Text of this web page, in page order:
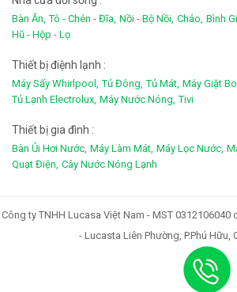
Bàn Ăn, Tô - Chén - Đĩa, Nồi - Bộ Nồi, Chảo, Bình
Hũ - Hộp - Lọ
Thiết bị điệnh lạnh :
Máy Sấy Whirlpool, Tủ Đông, Tủ Mát, Máy Giặt
Tủ Lạnh Electrolux, Máy Nước Nóng, Tivi
Thiết bị gia đình :
Bàn Ủi Hơi Nước, Máy Làm Mát, Máy Lọc Nước,
Quạt Điện, Cây Nước Nóng Lạnh
Công ty TNHH Lucasa Việt Nam - MST 0312106040
- Lucasta Liên Phường, P.Phú Hữu,